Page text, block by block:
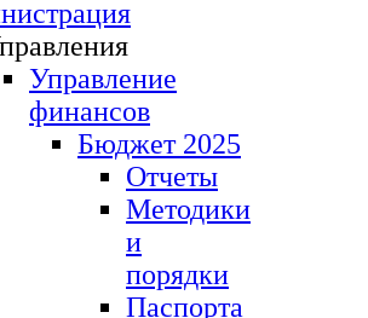
Управление
финансов
Бюджет 2025
Отчеты
Методики
и
порядки
Паспорта